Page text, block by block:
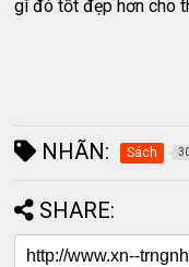
gì đó tốt đẹp hơn cho
NHÃN: Sách
SHARE: